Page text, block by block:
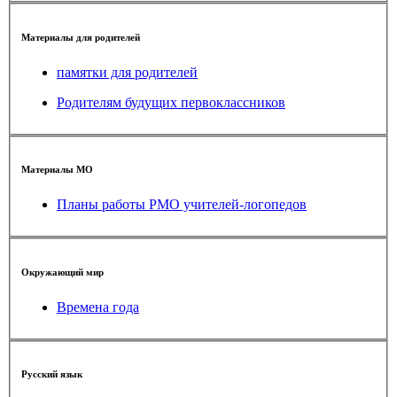
Материалы для родителей
памятки для родителей
Родителям будущих первоклассников
Материалы МО
Планы работы РМО учителей-логопедов
Окружающий мир
Времена года
Русский язык